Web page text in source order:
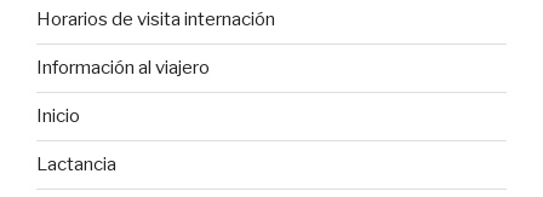
Horarios de visita internación
Información al viajero
Inicio
Lactancia